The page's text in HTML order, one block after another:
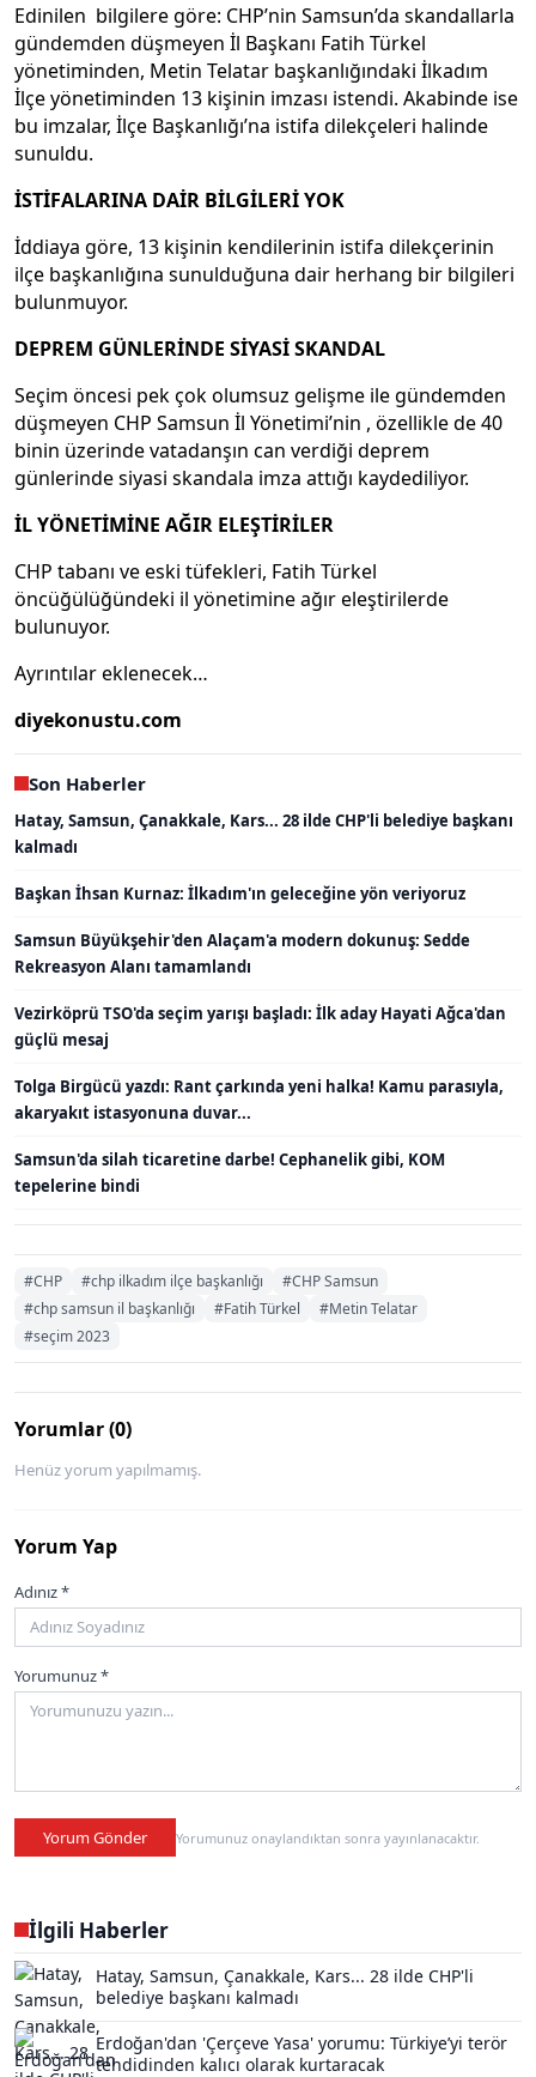
Edinilen bilgilere göre: CHP’nin Samsun’da skandallarla
gündemden düşmeyen İl Başkanı Fatih Türkel
yönetiminden, Metin Telatar başkanlığındaki İlkadım
İlçe yönetiminden 13 kişinin imzası istendi. Akabinde ise
bu imzalar, İlçe Başkanlığı’na istifa dilekçeleri halinde
sunuldu.
İSTİFALARINA DAİR BİLGİLERİ YOK
İddiaya göre, 13 kişinin kendilerinin istifa dilekçerinin
ilçe başkanlığına sunulduğuna dair herhang bir bilgileri
bulunmuyor.
DEPREM GÜNLERİNDE SİYASİ SKANDAL
Seçim öncesi pek çok olumsuz gelişme ile gündemden
düşmeyen CHP Samsun İl Yönetimi’nin , özellikle de 40
binin üzerinde vatadanşın can verdiği deprem
günlerinde siyasi skandala imza attığı kaydediliyor.
İL YÖNETİMİNE AĞIR ELEŞTİRİLER
CHP tabanı ve eski tüfekleri, Fatih Türkel
öncüğülüğündeki il yönetimine ağır eleştirilerde
bulunuyor.
Ayrıntılar eklenecek…
diyekonustu.com
Son Haberler
Hatay, Samsun, Çanakkale, Kars... 28 ilde CHP'li belediye başkanı
kalmadı
Başkan İhsan Kurnaz: İlkadım'ın geleceğine yön veriyoruz
Samsun Büyükşehir'den Alaçam'a modern dokunuş: Sedde
Rekreasyon Alanı tamamlandı
Vezirköprü TSO'da seçim yarışı başladı: İlk aday Hayati Ağca'dan
güçlü mesaj
Tolga Birgücü yazdı: Rant çarkında yeni halka! Kamu parasıyla,
akaryakıt istasyonuna duvar...
Samsun'da silah ticaretine darbe! Cephanelik gibi, KOM
tepelerine bindi
#CHP #chp ilkadım ilçe başkanlığı
#CHP Samsun
#chp samsun il başkanlığı
#Fatih Türkel
#Metin Telatar
#seçim 2023
Yorumlar (0)
Henüz yorum yapılmamış.
Yorum Yap
Adınız *
Yorumunuz *
Yorum Gönder Yorumunuz onaylandıktan sonra yayınlanacaktır.
İlgili Haberler
Hatay, Samsun, Çanakkale, Kars... 28 ilde CHP'li
belediye başkanı kalmadı
Erdoğan'dan 'Çerçeve Yasa' yorumu: Türkiye’yi terör
tehdidinden kalıcı olarak kurtaracak